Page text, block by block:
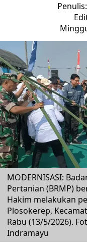
Penulis:
MODERNISASI:
Pertanian (BRMP)
Hakim melakukan
Plosokerep,
Rabu (13/5/2026).
Indramayu